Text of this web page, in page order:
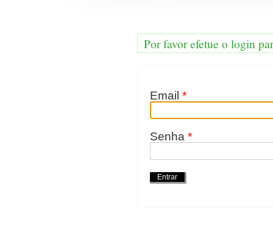
Por favor efetue o login
Email *
Senha *
Ações